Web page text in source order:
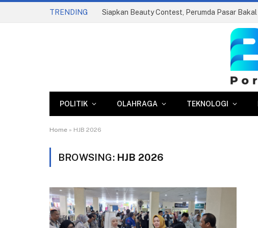
TRENDING
POLITIK OLAHRAGA TEKNOLOGI
Home » HJB 2026
BROWSING: HJB 2026